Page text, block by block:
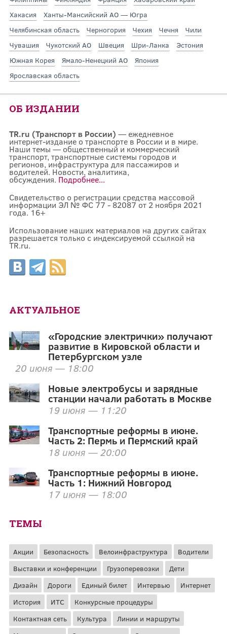
Хакасия
Ханты-Мансийский АО — Югра
Челябинская область
Черногория Чехия Чечня
Чили
Чувашия
Чукотский АО Швеция Шри-Ланка
Эстония
Южная Корея
Ямало-Ненецкий АО
Япония
Ярославская область
ОБ ИЗДАНИИ
TR.ru (Транспорт в России) — ежедневное
интернет-издание о транспорте в России и в мире.
Наши темы — общественный и коммерческий
транспорт, транспортные системы городов и
регионов, инфраструктура для пассажиров и
водителей. Новости, аналитика,
обсуждения. Подробнее...
Свидетельство о регистрации средства массовой
информации ЭЛ № ФС 77 - 82087 от 2 ноября 2021
года. 16+
Использование наших материалов на других сайтах
разрешается только с индексируемой ссылкой на
TR.ru.
АКТУАЛЬНОЕ
«Городские электрички» получают
развитие в Кировской области и
Петербургском узле
20 июня — 18:00
Новые электробусы и зарядные
станции начали работать в Москве
19 июня — 11:20
Транспортные реформы в июне.
Часть 2: Пермь и Пермский край
18 июня — 20:00
Транспортные реформы в июне.
Часть 1: Нижний Новгород
17 июня — 18:00
ТЕМЫ
Акции Безопасность Велоинфраструктура
Водители
Выставки и конференции
Грузоперевозки
Дети
Дизайн
Дороги Единый билет Интервью
Интернет
История
ИТС
Конкурсные процедуры
Контактная сеть
Культура
Линии и маршруты